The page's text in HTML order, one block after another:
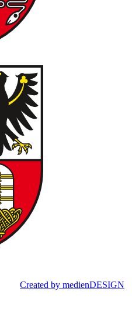
Created by medienDESIGN